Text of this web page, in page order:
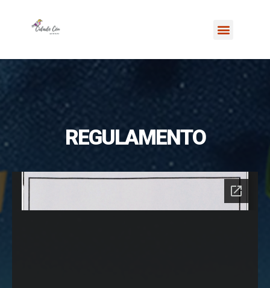
REGULAMENTO